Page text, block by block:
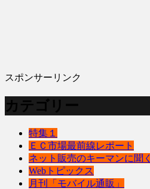
スポンサーリンク
カテゴリー
特集１
ＥＣ市場最前線レポート
ネット販売のキーマンに聞く
Webトピックス
月刊「モバイル通販」